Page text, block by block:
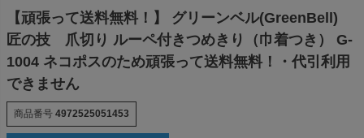
【頑張って送料無料！】 グリーンベル(GreenBell)
匠の技 爪切り ルーペ付きつめきり（巾着つき） G-
1004 ネコポスのため頑張って送料無料！・代引利用
できません
商品番号 4972525051453